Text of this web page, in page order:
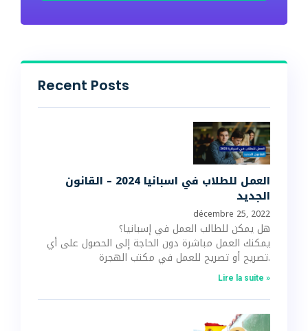
Recent Posts
العمل للطلاب في اسبانيا 2024 – القانون
الجديد
décembre 25, 2022
هل يمكن للطالب العمل في إسبانيا؟
يمكنك العمل مباشرة دون الحاجة إلى الحصول على أي
تصريح أو تصريح للعمل في مكتب الهجرة.
Lire la suite »